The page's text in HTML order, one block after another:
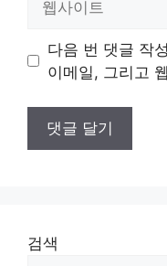
트
다음 번 댓글 작
이메일, 그리고
검색